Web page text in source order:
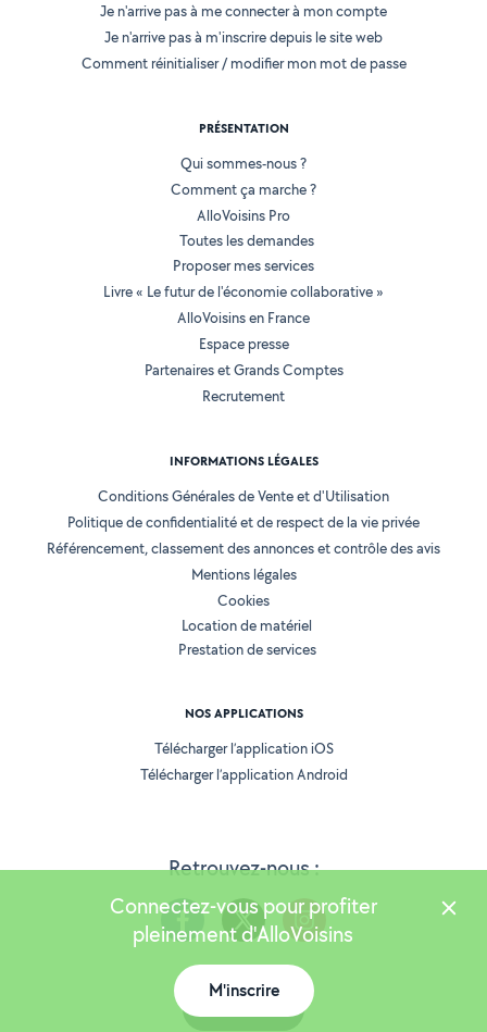
Retrouvez-nous :
Je n'arrive pas à me connecter à mon compte
Je n'arrive pas à m'inscrire depuis le site web
Comment réinitialiser / modifier mon mot de passe
PRÉSENTATION
Qui sommes-nous ?
Comment ça marche ?
AlloVoisins Pro
Toutes les demandes
Proposer mes services
Livre « Le futur de l'économie collaborative »
AlloVoisins en France
Espace presse
Partenaires et Grands Comptes
Recrutement
INFORMATIONS LÉGALES
Conditions Générales de Vente et d'Utilisation
Politique de confidentialité et de respect de la vie privée
Référencement, classement des annonces et contrôle des avis
Mentions légales
Cookies
Location de matériel
Prestation de services
NOS APPLICATIONS
Télécharger l’application iOS
Télécharger l’application Android
Version 25.5.3
Connectez-vous pour profiter
pleinement d'AlloVoisins
M'inscrire